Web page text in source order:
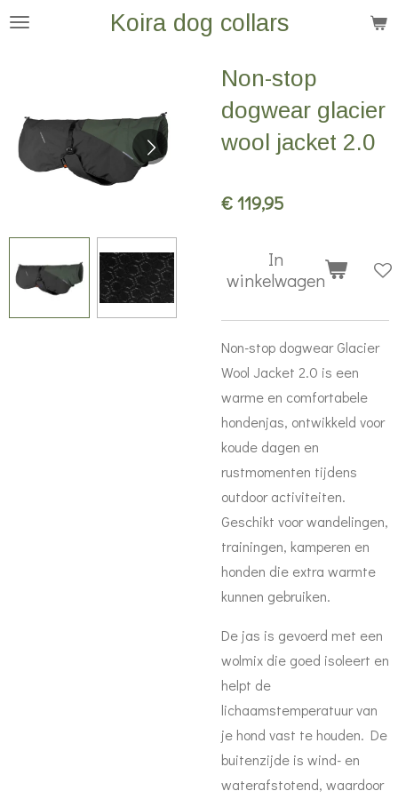
Ga
hoofdinhoud
Koira dog collars
Non-stop
dogwear glacier
wool jacket 2.0
€ 119,95
In
winkelwagen
Non-stop dogwear Glacier
Wool Jacket 2.0 is een
warme en comfortabele
hondenjas, ontwikkeld voor
koude dagen en
rustmomenten tijdens
outdoor activiteiten.
Geschikt voor wandelingen,
trainingen, kamperen en
honden die extra warmte
kunnen gebruiken.
De jas is gevoerd met een
wolmix die goed isoleert en
helpt de
lichaamstemperatuur van
je hond vast te houden. De
buitenzijde is wind- en
waterafstotend, waardoor